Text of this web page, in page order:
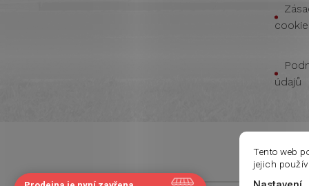
Tento web
jejich
údajů